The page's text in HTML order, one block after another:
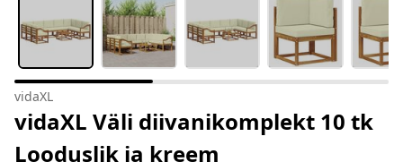
vidaXL
vidaXL Väli diivanikomplekt 10 tk
Looduslik ja kreem